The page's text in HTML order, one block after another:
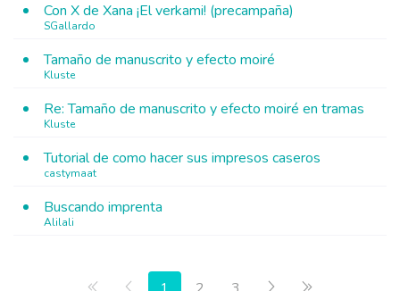
Con X de Xana ¡El verkami! (precampaña)
SGallardo
Tamaño de manuscrito y efecto moiré
Kluste
Re: Tamaño de manuscrito y efecto moiré en tramas
Kluste
Tutorial de como hacer sus impresos caseros
castymaat
Buscando imprenta
Alilali